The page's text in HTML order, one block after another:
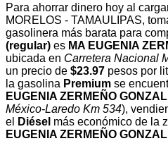
Para ahorrar dinero hoy al
MORELOS - TAMAULIPAS,
gasolinera más barata para
(regular) es MA EUGENIA
ubicada en Carretera Nacional
un precio de $23.97 pesos por
la gasolina Premium se
EUGENIA ZERMEÑO
México-Laredo Km 534),
el
Diésel más económico de la
EUGENIA ZERMEÑO